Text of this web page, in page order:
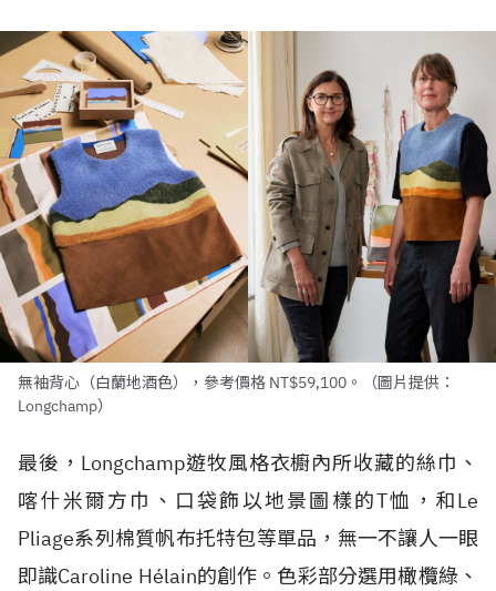
無袖背心（白蘭地酒色），參考價格 NT$59,100。（圖片提供：
Longchamp）
最後，Longchamp遊牧風格衣櫥內所收藏的絲巾、
喀什米爾方巾、口袋飾以地景圖樣的T恤，和Le
Pliage系列棉質帆布托特包等單品，無一不讓人一眼
即識Caroline Hélain的創作。色彩部分選用橄欖綠、